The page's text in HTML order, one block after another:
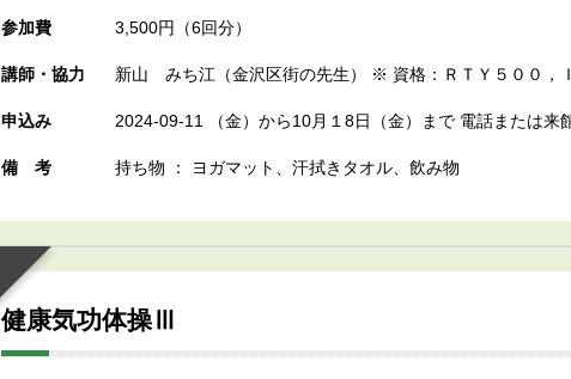
参加費 3,500円（6回分）
講師・協力 新山 みち江（金沢区街の先生） ※ 資格：ＲＴＹ５００，
申込み 2024-09-11 （金）から10月１8日（金）まで 電話または来
備考 持ち物 ： ヨガマット、汗拭きタオル、飲み物
健康気功体操Ⅲ